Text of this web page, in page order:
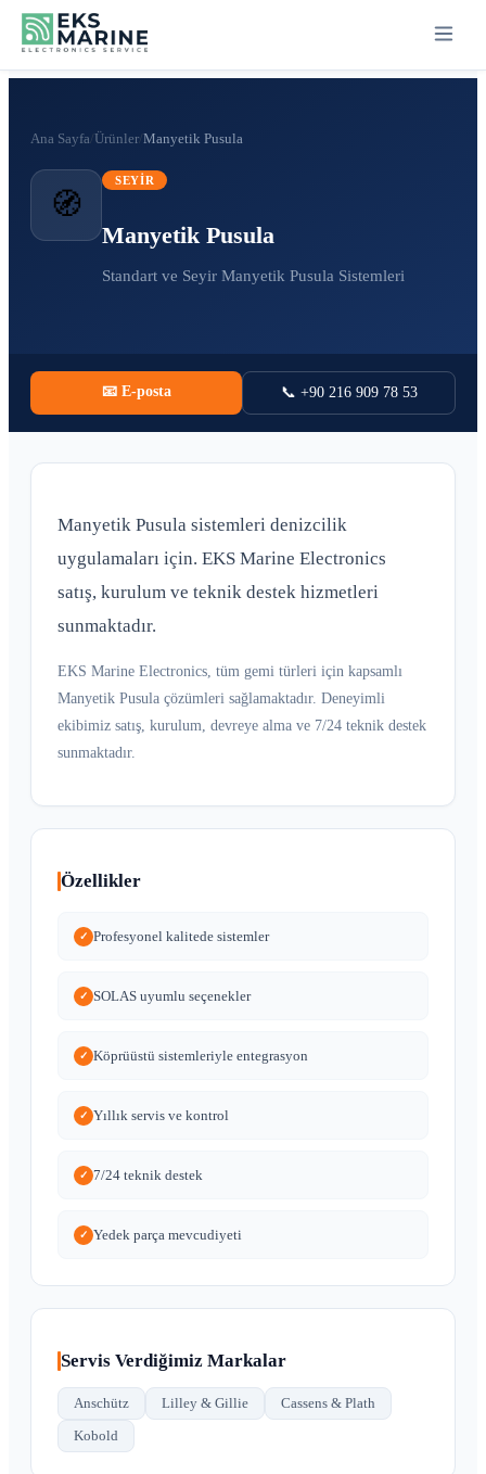
Ana Sayfa Ürünler Manyetik Pusula
🧭
SEYIR
Manyetik Pusula
Standart ve Seyir Manyetik Pusula Sistemleri
📧 E-posta 📞 +90 216 909 78 53
Manyetik Pusula sistemleri denizcilik
uygulamaları için. EKS Marine Electronics
satış, kurulum ve teknik destek hizmetleri
sunmaktadır.
EKS Marine Electronics, tüm gemi türleri için kapsamlı
Manyetik Pusula çözümleri sağlamaktadır. Deneyimli
ekibimiz satış, kurulum, devreye alma ve 7/24 teknik destek
sunmaktadır.
Özellikler
✓ Profesyonel kalitede sistemler
✓ SOLAS uyumlu seçenekler
✓ Köprüüstü sistemleriyle entegrasyon
✓ Yıllık servis ve kontrol
✓ 7/24 teknik destek
✓ Yedek parça mevcudiyeti
Servis Verdiğimiz Markalar
Anschütz Lilley & Gillie
Cassens & Plath
Kobold